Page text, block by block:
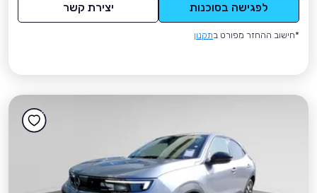
לפגישה בסוכנות יצירת קשר
*חישוב ההחזר מפורט בתקנון